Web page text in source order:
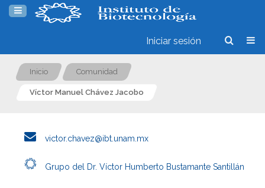
Iniciar sesión
Inicio Comunidad
Víctor Manuel Chávez Jacobo
victor.chavez@ibt.unam.mx
Grupo del Dr. Víctor Humberto Bustamante Santillán